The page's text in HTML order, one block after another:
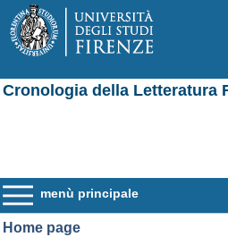
Cronologia della Letteratura
menù principale
Home page